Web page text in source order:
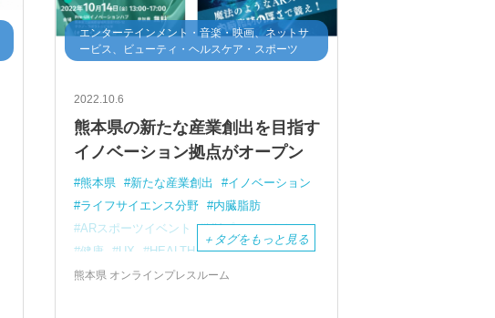
エンターテインメント・音楽・映画、ネットサ
ービス、ビューティ・ヘルスケア・スポーツ
2022.10.6
熊本県の新たな産業創出を目指す
イノベーション拠点がオープン
熊本県 新たな産業創出
イノベーション
ライフサイエンス分野
内臓脂肪
ARスポーツイベント
UXプロジェクト
健康
UX
HEALTH
Pre-UXイノベーションハブ
＋ タグをもっと見る
熊本県 オンラインプレスルーム